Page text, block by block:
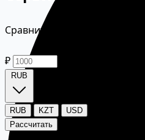
Сравните комиссии и
₽
RUB
RUB KZT
USD
Рассчитать